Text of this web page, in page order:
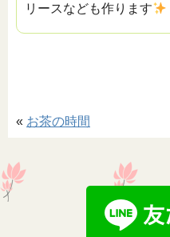
リースなども作ります
« お茶の時間